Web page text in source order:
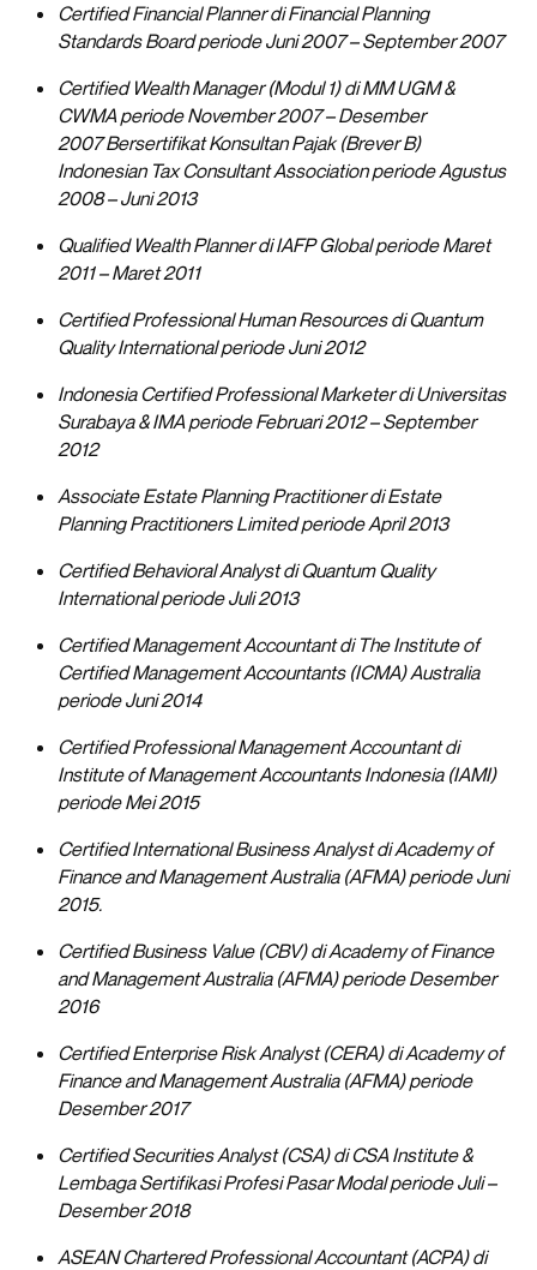
Certified Financial Planner di Financial Planning
Standards Board periode Juni 2007 – September 2007
Certified Wealth Manager (Modul 1) di MM UGM &
CWMA periode November 2007 – Desember
2007 Bersertifikat Konsultan Pajak (Brever B)
Indonesian Tax Consultant Association periode Agustus
2008 – Juni 2013
Qualified Wealth Planner di IAFP Global periode Maret
2011 – Maret 2011
Certified Professional Human Resources di Quantum
Quality International periode Juni 2012
Indonesia Certified Professional Marketer di Universitas
Surabaya & IMA periode Februari 2012 – September
2012
Associate Estate Planning Practitioner di Estate
Planning Practitioners Limited periode April 2013
Certified Behavioral Analyst di Quantum Quality
International periode Juli 2013
Certified Management Accountant di The Institute of
Certified Management Accountants (ICMA) Australia
periode Juni 2014
Certified Professional Management Accountant di
Institute of Management Accountants Indonesia (IAMI)
periode Mei 2015
Certified International Business Analyst di Academy of
Finance and Management Australia (AFMA) periode Juni
2015.
Certified Business Value (CBV) di Academy of Finance
and Management Australia (AFMA) periode Desember
2016
Certified Enterprise Risk Analyst (CERA) di Academy of
Finance and Management Australia (AFMA) periode
Desember 2017
Certified Securities Analyst (CSA) di CSA Institute &
Lembaga Sertifikasi Profesi Pasar Modal periode Juli –
Desember 2018
ASEAN Chartered Professional Accountant (ACPA) di